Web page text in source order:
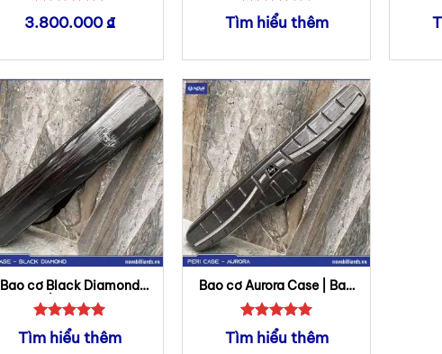
Được xếp
hạng55
3.800.000₫
Được xếp
hạng55
Tìm hiểu thêm
Bao cơ Black Diamond
Case | Bao cơ Peri
Được xếp
hạng55
Tìm hiểu thêm
Bao cơ Aurora Case | Bao
cơ Peri
Được xếp
hạng55
Tìm hiểu thêm